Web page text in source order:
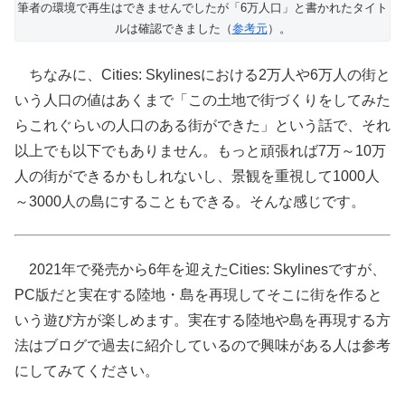
筆者の環境で再生はできませんでしたが「6万人口」と書かれたタイト
ルは確認できました（参考元）。
ちなみに、Cities: Skylinesにおける2万人や6万人の街と
いう人口の値はあくまで「この土地で街づくりをしてみた
らこれぐらいの人口のある街ができた」という話で、それ
以上でも以下でもありません。もっと頑張れば7万～10万
人の街ができるかもしれないし、景観を重視して1000人
～3000人の島にすることもできる。そんな感じです。
2021年で発売から6年を迎えたCities: Skylinesですが、
PC版だと実在する陸地・島を再現してそこに街を作ると
いう遊び方が楽しめます。実在する陸地や島を再現する方
法はブログで過去に紹介しているので興味がある人は参考
にしてみてください。